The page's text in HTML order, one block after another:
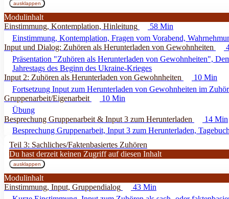
ausklappen
Teil
2:
Zuhören
als
Herunterladen
Modulinhalt
Einstimmung, Kontemplation, Hinleitung
58 Min
Einstimmung, Kontemplation, Fragen vom Vorabend,
Input und Dialog: Zuhören als Herunterladen von Gewohnheiten
Präsentation "Zuhören als Herunterladen von Gewohnheiten",
Jahrestags des Beginn des Ukraine-Krieges
Input 2: Zuhören als Herunterladen von Gewohnheiten
10 Min
Fortsetzung Input zum Herunterladen von Gewohnheiten im
Gruppenarbeit/Eigenarbeit
10 Min
Übung
Besprechung Gruppenarbeit & Input 3 zum Herunterladen
14 Min
Besprechung Gruppenarbeit, Input 3 zum Herunterladen,
Teil 3: Sachliches/Faktenbasiertes Zuhören
Du hast derzeit keinen Zugriff auf diesen Inhalt
ausklappen
Teil
3:
Sachliches/Faktenbasiertes
Zuhören
Modulinhalt
Einstimmung, Input, Gruppendialog
43 Min